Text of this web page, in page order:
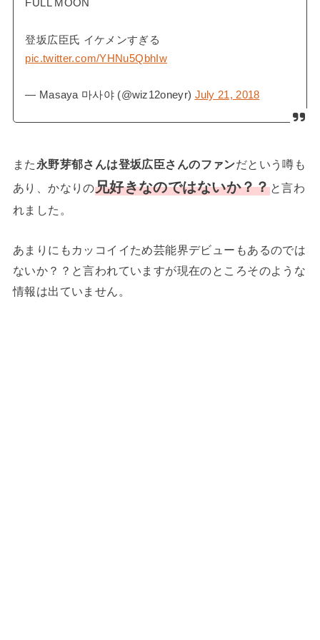
FULL MOON
登坂広臣氏 イケメンすぎる
pic.twitter.com/YHNu5QbhIw
— Masaya 마사야 (@wiz12oneyr) July 21, 2018
また 永野芽郁さんは登坂広臣さんのファンだという噂も
あり、かなりの兄好きなのではないか？？と言わ
れました。
あまりにもカッコイイため芸能界デビューもあるのでは
ないか？？と言われていますが現在のところそのような
情報は出ていません。